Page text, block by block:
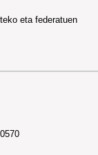
eta federatuen